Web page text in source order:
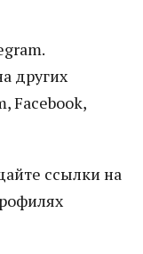
других
Facebook,
ссылки на